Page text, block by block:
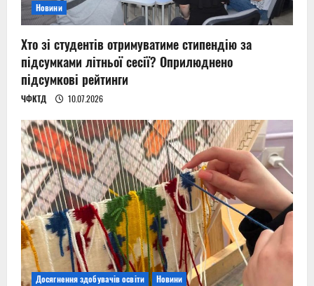
Новини
Хто зі студентів отримуватиме стипендію за
підсумками літньої сесії? Оприлюднено
підсумкові рейтинги
ЧФКТД 10.07.2026
Досягнення здобувачів освіти
Новини